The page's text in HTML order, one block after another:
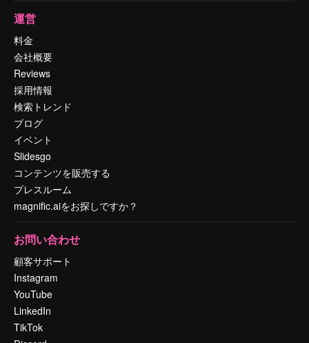
運営
料金
会社概要
Reviews
採用情報
検索トレンド
ブログ
イベント
Slidesgo
コンテンツを販売する
プレスルーム
magnific.aiをお探しですか？
お問い合わせ
顧客サポート
Instagram
YouTube
LinkedIn
TikTok